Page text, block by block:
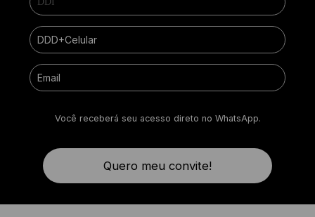
Quero meu convite!
Você receberá seu acesso direto no WhatsApp.